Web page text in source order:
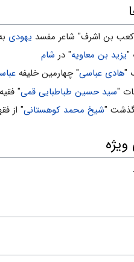
یهودی
یزید بن معاویه" در شام
هادى عباسى" چهارمین خلیفه
سید حسین طباطبایی قمی"
شیخ محمد کوهستانی" از